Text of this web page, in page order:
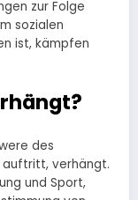
zur Folge
sozialen
ist, kämpfen
des
auftritt, verhängt.
und Sport,